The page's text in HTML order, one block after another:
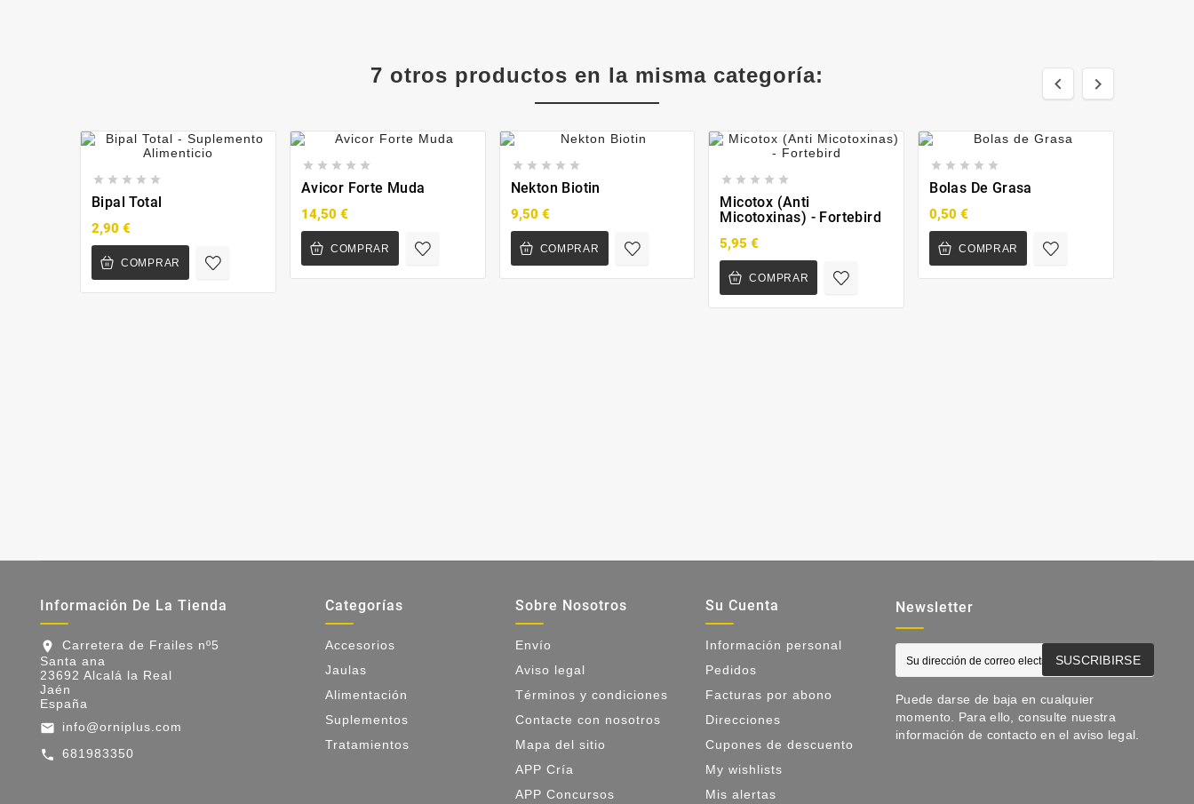
7 otros productos en la misma categoría:  
    
Bipal Total
2,90 €
COMPRAR
    
Avicor Forte Muda
14,50 €
COMPRAR
    
Nekton Biotin
9,50 €
COMPRAR
    
Micotox (Anti
Micotoxinas) - Fortebird
5,95 €
COMPRAR
    
Bolas De Grasa
0,50 €
COMPRAR
Información De La Tienda
location_on
Carretera de Frailes nº5
Santa ana
23692 Alcalá la Real
Jaén
España
email info@orniplus.com
call 681983350
Categorías
Accesorios
Jaulas
Alimentación
Suplementos
Tratamientos
Sobre Nosotros
Envío
Aviso legal
Términos y condiciones
Contacte con nosotros
Mapa del sitio
APP Cría
APP Concursos
Su Cuenta
Información personal
Pedidos
Facturas por abono
Direcciones
Cupones de descuento
My wishlists
Mis alertas
Newsletter
SUSCRIBIRSE
Puede darse de baja en cualquier
momento. Para ello, consulte nuestra
información de contacto en el aviso legal.